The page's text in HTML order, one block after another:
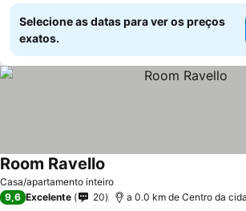
Selecione as datas para ver os preços
exatos.
Casa/apartamento inteiro
Room Ravello
9,6 Excelente 20 a 0.0 km de Centro da